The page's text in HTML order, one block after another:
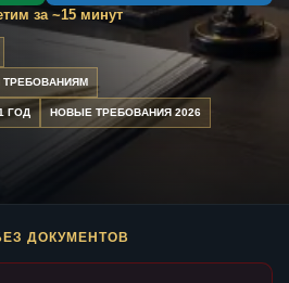
за ~15 минут
ГОД НОВЫЕ ТРЕБОВАНИЯ 2026
ДОКУМЕНТОВ